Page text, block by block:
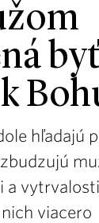
hľadajú
a
viacero